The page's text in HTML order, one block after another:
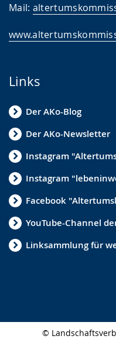
Mail:
Links
Der AKo-Blog
Der AKo-Newsletter
Instagram
Instagram
Facebook
YouTube-Channel
Linksammlung für
©